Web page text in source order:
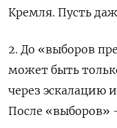
Кремля. Пусть
2. До «выборов
может быть
через эскалацию
После